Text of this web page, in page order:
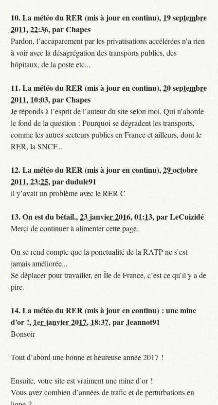
10.La météo du RER (mis à jour en continu), 19 septembre
2011, 22:36,parChapes
Pardon, l’accaparement par les privatisations accélérées n’a rien
à voir avec la désagrégation des transports publics, des
hôpitaux, de la poste etc...
11.La météo du RER (mis à jour en continu),20 septembre
2011, 10:03,parChapes
Je réponds à l’esprit de l’auteur du site selon moi. Qui n’aborde
le fond de la question : Pourquoi se dégradent les transports,
comme les autres secteurs publics en France et ailleurs, dont le
RER, la SNCF...
12.La météo du RER (mis à jour en continu),29 octobre
2011, 23:25,pardudule91
il y’avait un problème avec le RER C
13.On est du bétail.,23 janvier 2016, 01:13,parLeCuizidé
Merci de continuer à alimenter cette page.
On se rend compte que la ponctualité de la RATP ne s’est
jamais améliorée...
Se déplacer pour travailler, en Île de France, c’est ce qu’il y a de
pire.
14.La météo du RER (mis à jour en continu) : une mine
d’or !, 1er janvier 2017, 18:37,parJeannot91
Bonsoir
Tout d’abord une bonne et heureuse année 2017 !
Ensuite, votre site est vraiment une mine d’or !
Vous avez combien d’années de trafic et de perturbations en